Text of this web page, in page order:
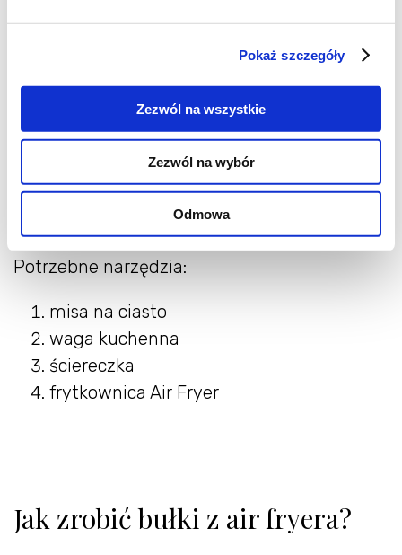
Pokaż szczegóły
Zezwól na wszystkie
Zezwól na wybór
Odmowa
Potrzebne narzędzia:
Potrzebne narzędzia:
misa na ciasto
waga kuchenna
ściereczka
frytkownica Air Fryer
Jak zrobić bułki z air fryera?